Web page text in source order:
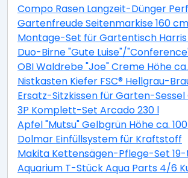
Compo Rasen Langzeit-Dünger
Gartenfreude Seitenmarkise 160
Montage-Set für Gartentisch Harris
Duo-Birne "Gute Luise"/
OBI Waldrebe "Joe" Creme Höhe
Nistkasten Kiefer FSC® Hellgrau-
Ersatz-Sitzkissen für Garten-
3P Komplett-Set Arcado 230 l
Apfel "Mutsu" Gelbgrün Höhe ca.
Dolmar Einfüllsystem für Kraftstoff
Makita Kettensägen-Pflege-Set 19-
Aquarium T-Stück Aqua Parts 4/6